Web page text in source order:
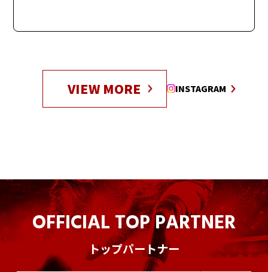
VIEW MORE INSTAGRAM
OFFICIAL TOP PARTNER
トップパートナー